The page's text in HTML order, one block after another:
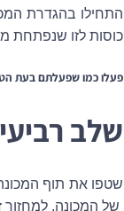
כוסות לזו שנפתחת
פעלו כמו שפעלתם בעת
שלב רביעי
של המכונה. למחזור